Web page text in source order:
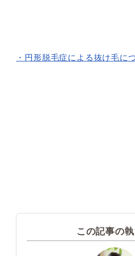
・円形脱毛症による抜け毛に
この記事の